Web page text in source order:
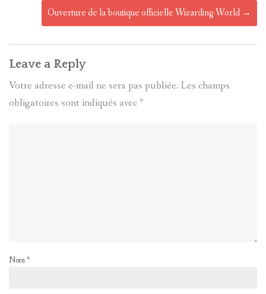
Ouverture de la boutique officielle Wizarding World →
Leave a Reply
Votre adresse e-mail ne sera pas publiée. Les champs
obligatoires sont indiqués avec*
Nom*